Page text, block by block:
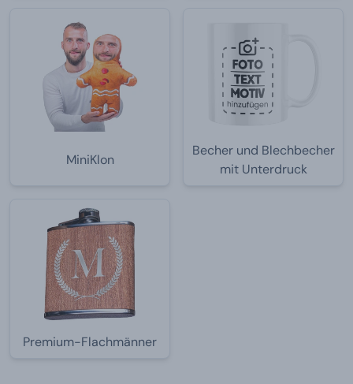
MiniKlon
Becher und Blechbecher
mit Unterdruck
Premium-Flachmänner